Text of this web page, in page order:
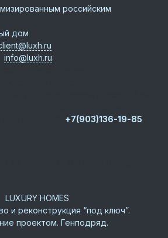
российским
дом
info@luxh.ru
+7(903)136-19-85
LUXURY HOMES
и реконструкция “под ключ”.
проектом. Генподряд.